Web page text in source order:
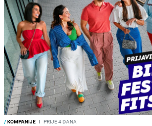
/KOMPANIJE I PRIJE 4 DANA